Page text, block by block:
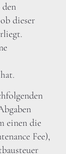
dieser
einen die
Fee),